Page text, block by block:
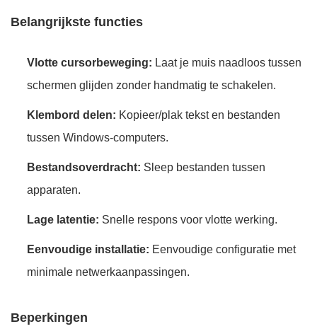
Belangrijkste functies
Vlotte cursorbeweging: Laat je muis naadloos tussen
schermen glijden zonder handmatig te schakelen.
Klembord delen: Kopieer/plak tekst en bestanden
tussen Windows-computers.
Bestandsoverdracht: Sleep bestanden tussen
apparaten.
Lage latentie: Snelle respons voor vlotte werking.
Eenvoudige installatie: Eenvoudige configuratie met
minimale netwerkaanpassingen.
Beperkingen